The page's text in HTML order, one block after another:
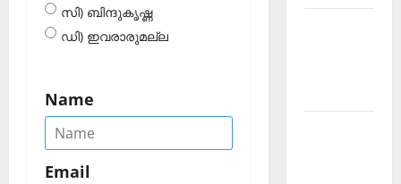
സി) ബിന്ദുകൃഷ്ണ
ഡി) ഇവരാരുമല്ല
Name
Email